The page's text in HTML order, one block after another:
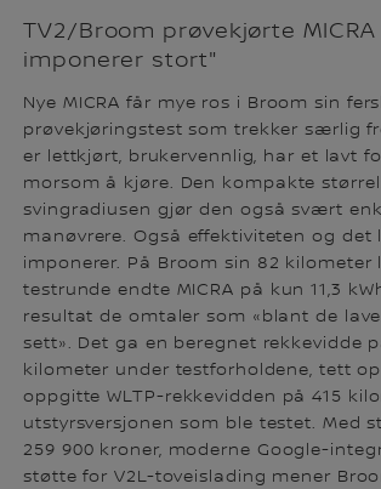
TV2/Broom prøvekjørte MICRA
imponerer stort"
Nye MICRA får mye ros i Broom sin
prøvekjøringstest som trekker særlig
er lettkjørt, brukervennlig, har et lavt
morsom å kjøre. Den kompakte
svingradiusen gjør den også svært
manøvrere. Også effektiviteten og det
imponerer. På Broom sin 82 kilometer
testrunde endte MICRA på kun 11,3
resultat de omtaler som «blant de
sett». Det ga en beregnet rekkevidde
kilometer under testforholdene, tett
oppgitte WLTP-rekkevidden på 415
utstyrsversjonen som ble testet. Med
259 900 kroner, moderne Google-
støtte for V2L-toveislading mener